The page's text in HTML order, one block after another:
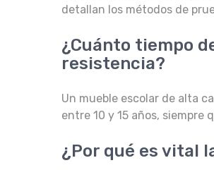
detallan los métodos de
¿Cuánto tiempo
resistencia?
Un mueble escolar de alta
entre 10 y 15 años, siempre
¿Por qué es vital